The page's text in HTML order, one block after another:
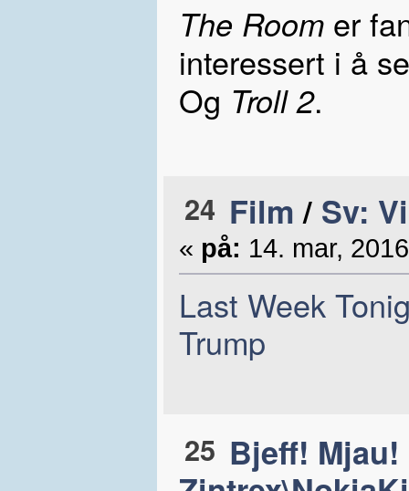
The Roomer
interessert i å
Og Troll 2.
24 Film / Sv:
« på: 14. mar,
Last Week
Trump
25 Bjeff! Mjau!